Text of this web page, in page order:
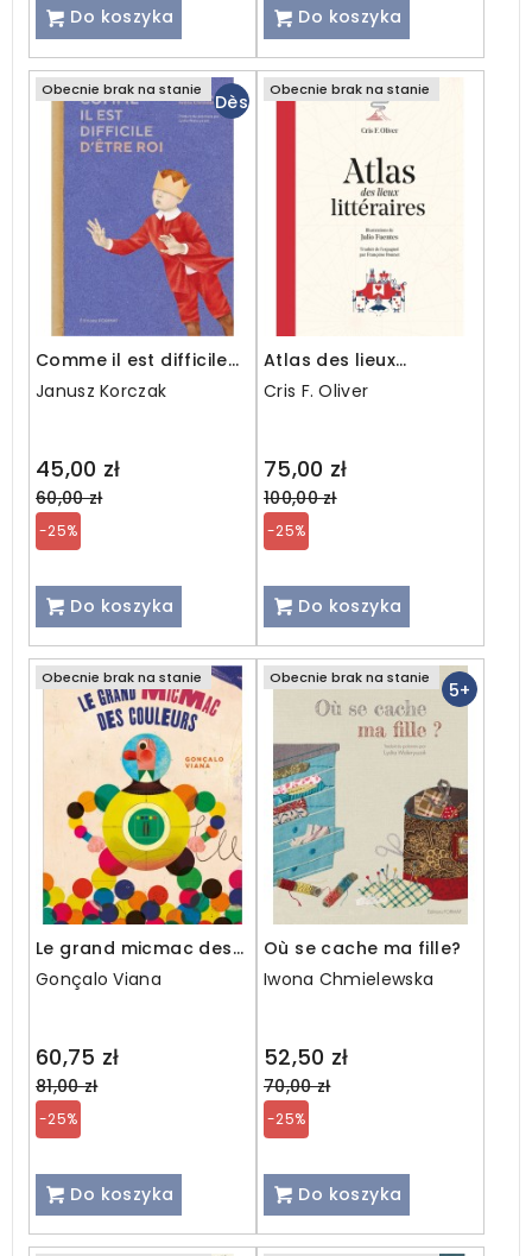
Do koszyka Do koszyka
Dès
/
Adultes
Obecnie brak na stanie
Comme il est difficile
d'être roi
Janusz Korczak
45,00 zł
Regular
price
60,00 zł
-25%
Do koszyka
Obecnie brak na stanie
Atlas des lieux
littéraires
Cris F. Oliver
75,00 zł
Regular
price
100,00 zł
-25%
Do koszyka
Obecnie brak na stanie
Le grand micmac des
couleurs
Gonçalo Viana
60,75 zł
Regular
price
81,00 zł
-25%
Do koszyka
5+
Obecnie brak na stanie
Où se cache ma fille?
Iwona Chmielewska
52,50 zł
Regular
price
70,00 zł
-25%
Do koszyka